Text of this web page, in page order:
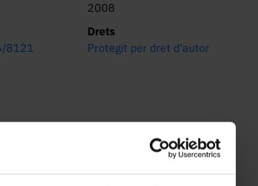
8121
2008
Drets
Protegit per dret d'autor